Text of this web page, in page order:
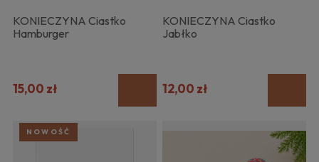
KONIECZYNA Ciastko
Hamburger
15,00 zł
KONIECZYNA Ciastko
Jabłko
12,00 zł
NOWOŚĆ